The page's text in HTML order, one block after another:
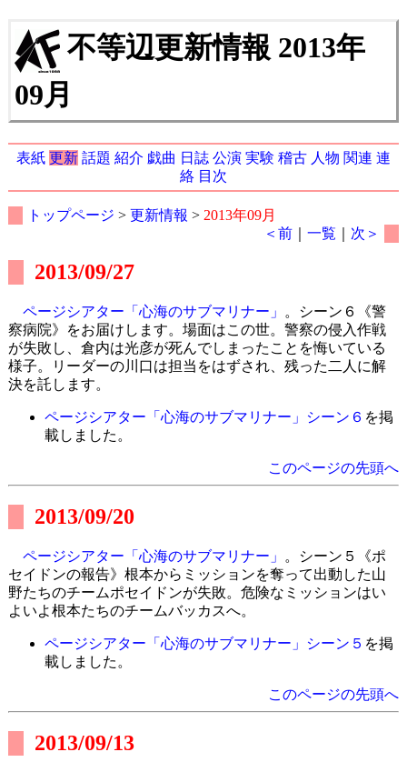
不等辺更新情報 2013年
09月
表紙 更新 話題 紹介 戯曲 日誌 公演 実験 稽古 人物 関連 連
絡 目次
トップページ > 更新情報 > 2013年09月
＜前 ｜一覧 次＞
2013/09/27
ページシアター「心海のサブマリナー」
。シーン６《警
察病院》をお届けします。場面はこの世。警察の侵入作戦
が失敗し、倉内は光彦が死んでしまったことを悔いている
様子。リーダーの川口は担当をはずされ、残った二人に解
決を託します。
ページシアター「心海のサブマリナー」シーン６ を掲
載しました。
このページの先頭へ
2013/09/20
ページシアター「心海のサブマリナー」
。シーン５《ポ
セイドンの報告》根本からミッションを奪って出動した山
野たちのチームポセイドンが失敗。危険なミッションはい
よいよ根本たちのチームバッカスへ。
ページシアター「心海のサブマリナー」シーン５ を掲
載しました。
このページの先頭へ
2013/09/13